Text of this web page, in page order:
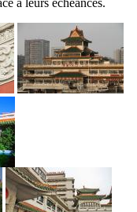
à leurs échéances.